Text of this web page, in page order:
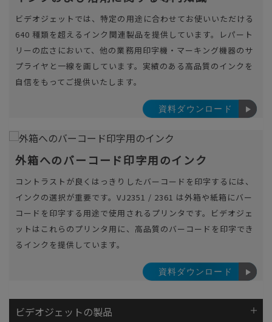
ビデオジェットでは、特定の用途に合わせてお使いいただける
640 種類を超えるインク関連製品を提供しています。レパート
リーの広さにおいて、他の業務用印字機・マーキング機器のサ
プライヤと一線を画しています。実績のある高品質のインクを
自信をもってご提供いたします。
資料ダウンロード
外箱へのバーコード印字用のインク
コントラストが良くはっきりしたバーコードを印字するには、
インクの選択が重要です。VJ2351 / 2361 は外箱や紙箱にバー
コードを印字する用途で使用されるプリンタです。ビデオジェ
ットはこれらのプリンタ用に、高品質のバーコードを印字でき
るインクを提供しています。
資料ダウンロード
ビデオジェットの製品